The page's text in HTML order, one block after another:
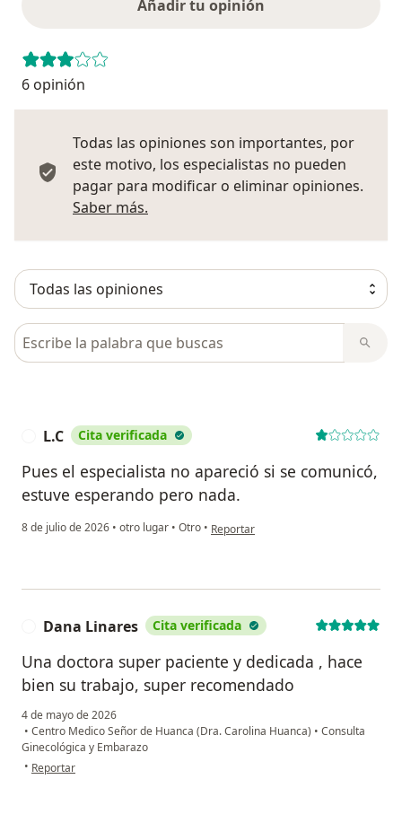
Añadir tu opinión
6 opinión
Todas las opiniones son importantes, por
este motivo, los especialistas no pueden
pagar para modificar o eliminar opiniones.
Saber más.
Busca en opiniones
L.C Cita verificada
Pues el especialista no apareció si se comunicó,
estuve esperando pero nada.
8 de julio de 2026 • otro lugar • Otro • en opinión del usuario L.C
Reportar
Dana Linares Cita verificada
Una doctora super paciente y dedicada , hace
bien su trabajo, super recomendado
4 de mayo de 2026
• Centro Medico Señor de Huanca (Dra. Carolina Huanca) • Consulta
Ginecológica y Embarazo
• en opinión del usuario Dana Linares
Reportar